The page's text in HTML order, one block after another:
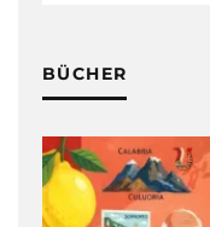
BÜCHER